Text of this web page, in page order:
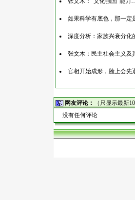
如果科学有底色，那一
深度分析：家族兴衰分
张文木：民主社会主义
官相开始成形，脸上会
网友评论：
（只显示最新
没有任何评论